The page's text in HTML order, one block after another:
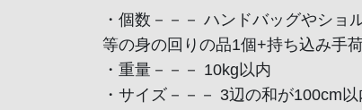
・個数－－－ ハンドバッグやショ
等の身の回りの品1個+持ち込み手
・重量－－－ 10kg以内
・サイズ－－－ 3辺の和が100cm以